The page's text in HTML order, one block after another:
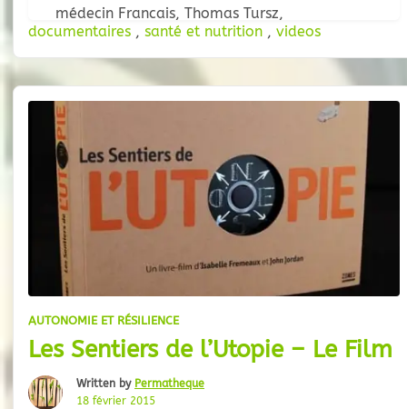
médecin Francais, Thomas Tursz,
cancerologue et directeur de l’institut
Gustave Roussy, intrigué par cette science à
l’annonce de sa guérison,
documentaires , santé et nutrition , videos
AUTONOMIE ET RÉSILIENCE
Les Sentiers de l’Utopie – Le Film
Written by Permatheque
18 février 2015